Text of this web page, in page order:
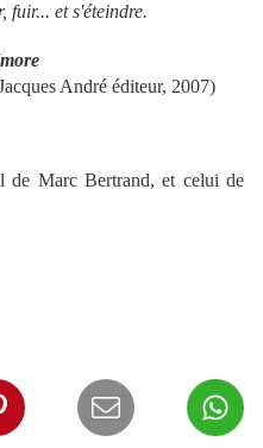
fuir... et s'éteindre.
André éditeur, 2007)
Marc Bertrand, et celui de